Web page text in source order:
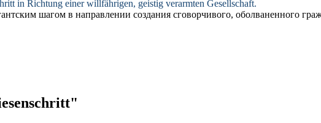
in Richtung einer willfährigen, geistig verarmten Gesellschaft.
шагом в направлении создания сговорчивого, оболваненного